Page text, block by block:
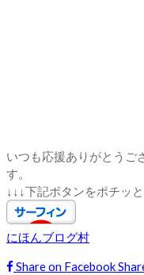
いつも応援ありがとうご
す。
↓↓↓下記ボタンをポチッ
にほんブログ村
Share on Facebook